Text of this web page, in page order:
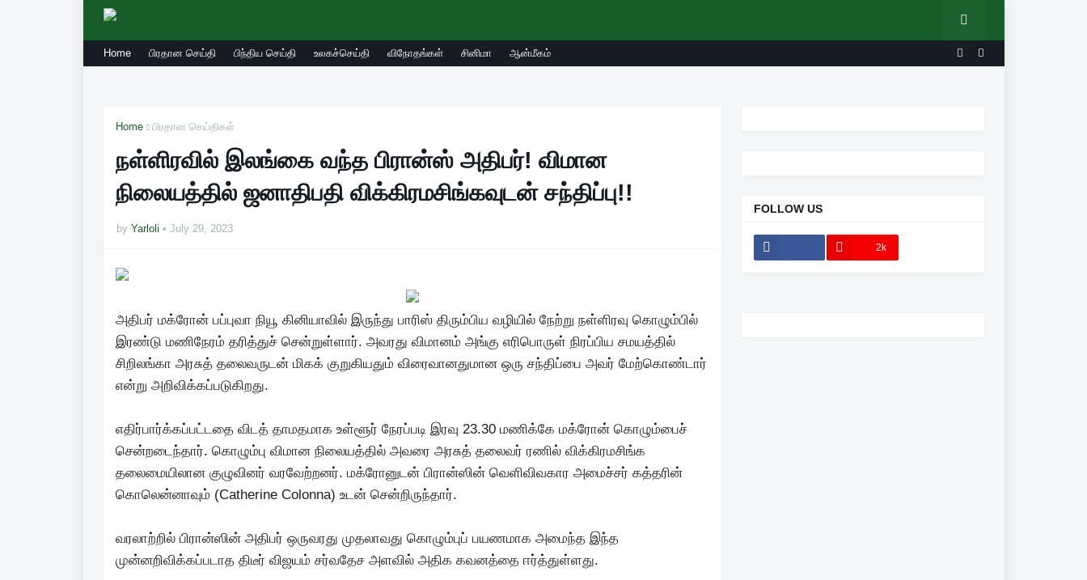
Home பிரதான செய்தி பிந்திய செய்தி உலகச்செய்தி விநோதங்கள் சினிமா ஆன்மீகம்
Home பிரதான செய்திகள்
நள்ளிரவில் இலங்கை வந்த பிரான்ஸ் அதிபர்! விமான
நிலையத்தில் ஜனாதிபதி விக்கிரமசிங்கவுடன் சந்திப்பு!!
by Yarloli July 29, 2023
அதிபர் மக்ரோன் பப்புவா நியூ கினியாவில் இருந்து பாரிஸ் திரும்பிய வழியில் நேற்று நள்ளிரவு கொழும்பில்
இரண்டு மணிநேரம் தரித்துச் சென்றுள்ளார். அவரது விமானம் அங்கு எரிபொருள் நிரப்பிய சமயத்தில்
சிறிலங்கா அரசுத் தலைவருடன் மிகக் குறுகியதும் விரைவானதுமான ஒரு சந்திப்பை அவர் மேற்கொண்டார்
என்று அறிவிக்கப்படுகிறது.
எதிர்பார்க்கப்பட்டதை விடத் தாமதமாக உள்ளூர் நேரப்படி இரவு 23.30 மணிக்கே மக்ரோன் கொழும்பைச்
சென்றடைந்தார். கொழும்பு விமான நிலையத்தில் அவரை அரசுத் தலைவர் ரணில் விக்கிரமசிங்க
தலைமையிலான குழுவினர் வரவேற்றனர். மக்ரோனுடன் பிரான்ஸின் வெளிவிவகார அமைச்சர் கத்தரின்
கொலென்னாவும் (Catherine Colonna) உடன் சென்றிருந்தார்.
வரலாற்றில் பிரான்ஸின் அதிபர் ஒருவரது முதலாவது கொழும்புப் பயணமாக அமைந்த இந்த
முன்னறிவிக்கப்படாத திடீர் விஜயம் சர்வதேச அளவில் அதிக கவனத்தை ஈர்த்துள்ளது.
FOLLOW US
2k